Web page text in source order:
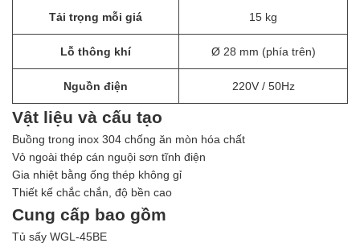
Tải trọng mỗi giá 15 kg
Lỗ thông khí Ø 28 mm (phía trên)
Nguồn điện 220V / 50Hz
Vật liệu và cấu tạo
Buồng trong inox 304 chống ăn mòn hóa chất
Vỏ ngoài thép cán nguội sơn tĩnh điện
Gia nhiệt bằng ống thép không gỉ
Thiết kế chắc chắn, độ bền cao
Cung cấp bao gồm
Tủ sấy WGL-45BE